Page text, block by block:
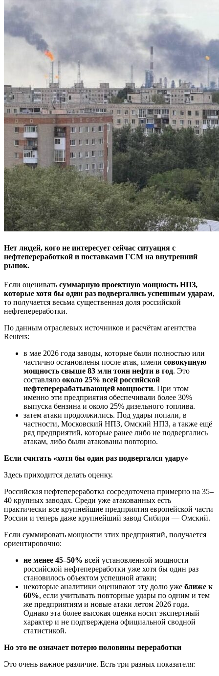
Нет людей, кого не интересует сейчас ситуация с
нефтепереработкой и поставками ГСМ на внутренний
рынок.
Если оценивать суммарную проектную мощность НПЗ,
которые хотя бы один раз подвергались успешным ударам,
то получается весьма существенная доля российской
нефтепереработки.
По данным отраслевых источников и расчётам агентства
Reuters:
в мае 2026 года заводы, которые были полностью или
частично остановлены после атак, имели совокупную
мощность свыше 83 млн тонн нефти в год. Это
составляло около 25% всей российской
нефтеперерабатывающей мощности. При этом
именно эти предприятия обеспечивали более 30%
выпуска бензина и около 25% дизельного топлива.
затем атаки продолжились. Под удары попали, в
частности, Московский НПЗ, Омский НПЗ, а также ещё
ряд предприятий, которые ранее либо не подвергались
атакам, либо были атакованы повторно.
Если считать «хотя бы один раз подвергался удару»
Здесь приходится делать оценку.
Российская нефтепереработка сосредоточена примерно на 35–
40 крупных заводах. Среди уже атакованных есть
практически все крупнейшие предприятия европейской части
России и теперь даже крупнейший завод Сибири — Омский.
Если суммировать мощности этих предприятий, получается
ориентировочно:
не менее 45–50% всей установленной мощности
российской нефтепереработки уже хотя бы один раз
становилось объектом успешной атаки;
некоторые аналитики оценивают эту долю уже ближе к
60%, если учитывать повторные удары по одним и тем
же предприятиям и новые атаки летом 2026 года.
Однако эта более высокая оценка носит экспертный
характер и не подтверждена официальной сводной
статистикой.
Но это не означает потерю половины переработки
Это очень важное различие. Есть три разных показателя: